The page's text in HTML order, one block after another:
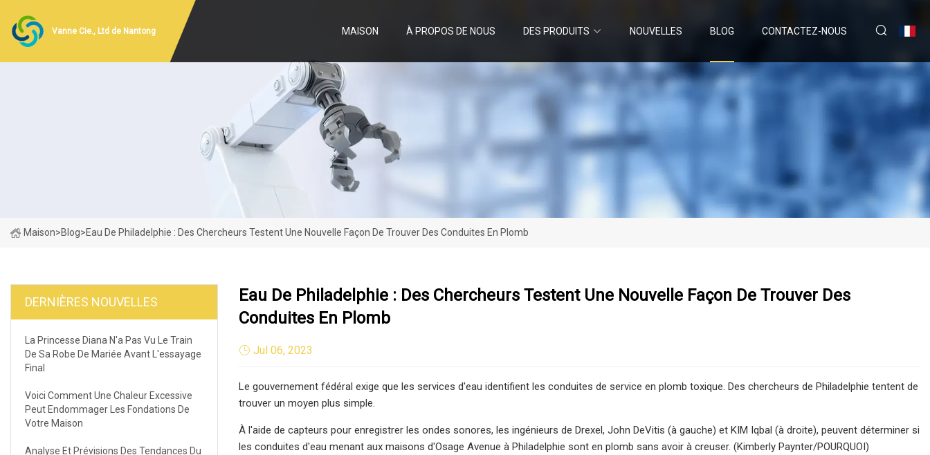
Vanne Cie., Ltd de Nantong MAISON À PROPOS DE NOUS DES PRODUITS NOUVELLES BLOG CONTACTEZ-NOUS
Maison>Blog>Eau De Philadelphie : Des Chercheurs Testent Une Nouvelle Façon De Trouver Des Conduites En Plomb
DERNIÈRES NOUVELLES
La Princesse Diana N'a Pas Vu Le Train
De Sa Robe De Mariée Avant L'essayage
Final
Voici Comment Une Chaleur Excessive
Peut Endommager Les Fondations De
Votre Maison
Analyse Et Prévisions Des Tendances Du
Eau De Philadelphie : Des Chercheurs Testent Une Nouvelle Façon De Trouver Des
Conduites En Plomb
Jul 06, 2023
Le gouvernement fédéral exige que les services d'eau identifient les conduites de service en plomb toxique. Des chercheurs de Philadelphie tentent de
trouver un moyen plus simple.
À l'aide de capteurs pour enregistrer les ondes sonores, les ingénieurs de Drexel, John DeVitis (à gauche) et KIM Iqbal (à droite), peuvent déterminer si
les conduites d'eau menant aux maisons d'Osage Avenue à Philadelphie sont en plomb sans avoir à creuser. (Kimberly Paynter/POURQUOI)